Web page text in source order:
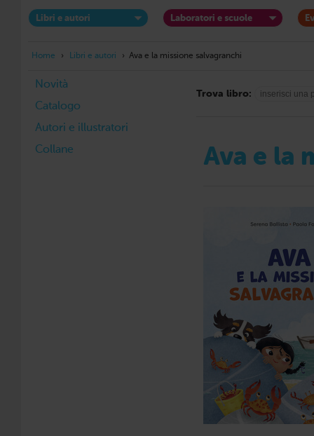
Libri e autori Laboratori e scuole
Home › Libri e autori › Ava e la missione salvagranchi
Novità
Catalogo
Autori e illustratori
Collane
Trova libro:
Ava e la